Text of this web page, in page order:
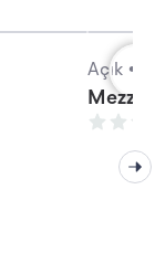
Açık •